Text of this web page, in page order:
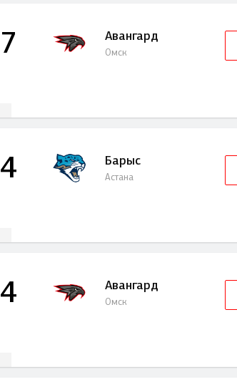
Авангард
Омск
7
Барыс
Астана
4
Авангард
Омск
4